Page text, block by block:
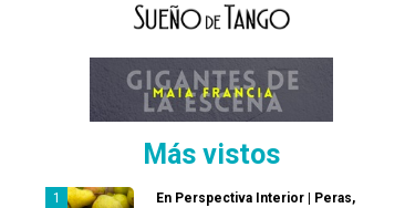
Más vistos
En Perspectiva Interior | Peras,